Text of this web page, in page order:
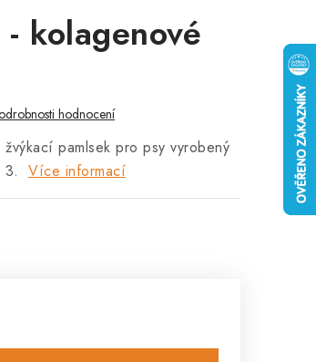
kolagenové
hodnocení
pamlsek pro psy vyrobený
3. Více informací